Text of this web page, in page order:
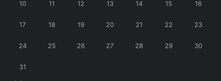
10 11 12 13 14 15 16
17 18 19 20 21 22 23
24 25 26 27 28 29 30
31